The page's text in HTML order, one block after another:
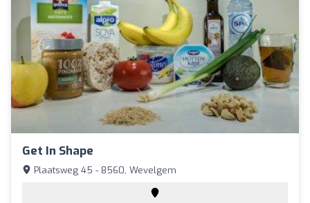
Get In Shape
Plaatsweg 45 - 8560, Wevelgem